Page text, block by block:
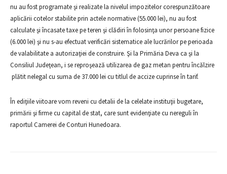
nu au fost programate şi realizate la nivelul impozitelor corespunzătoare
aplicării cotelor stabilite prin actele normative (55.000 lei), nu au fost
calculate şi încasate taxe pe teren şi clădiri în folosinţa unor persoane fizice
(6.000 lei) şi nu s-au efectuat verificări sistematice ale lucrărilor pe perioada
de valabilitate a autorizaţiei de construire. Şi la Primăria Deva ca şi la
Consiliul Judeţean, i se reproşează utilizarea de gaz metan pentru încălzire
plătit nelegal cu suma de 37.000 lei cu titlul de accize cuprinse în tarif.
În ediţiile viitoare vom reveni cu detalii de la celelate instituţii bugetare,
primării şi firme cu capital de stat, care sunt evidenţiate cu nereguli în
raportul Camerei de Conturi Hunedoara.